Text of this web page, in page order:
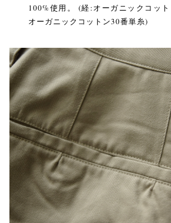
100%使用。 (経:オーガニックコッ
オーガニックコットン30番単糸)